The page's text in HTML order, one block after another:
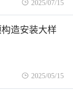
2025/07/15
造安装大样
2025/05/15